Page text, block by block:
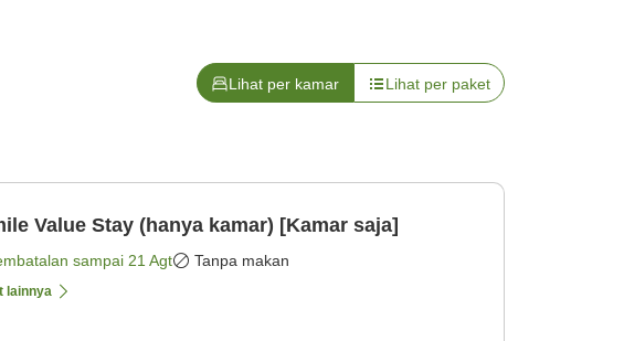
Lihat per kamar Lihat per paket
Value Stay (hanya kamar) [Kamar saja]
sampai 21 Agt Tanpa makan
lainnya